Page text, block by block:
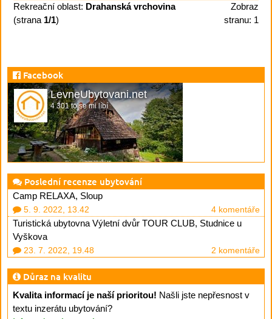
Rekreační oblast: Drahanská vrchovina
(strana 1/1)
Zobraz
stranu: 1
Facebook
LevneUbytovani.net
4 301 to se mi líbí
Poslední recenze ubytování
Camp RELAXA, Sloup
5. 9. 2022, 13.42 4 komentáře
Turistická ubytovna Výletní dvůr TOUR CLUB, Studnice u
Vyškova
23. 7. 2022, 19.48 2 komentáře
Důraz na kvalitu
Kvalita informací je naší prioritou! Našli jste nepřesnost v
textu inzerátu ubytování?